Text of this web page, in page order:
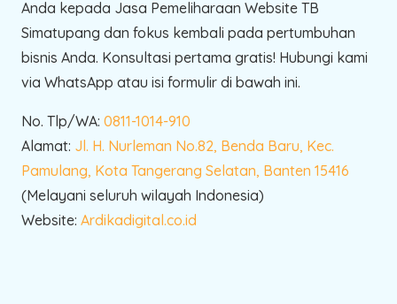
Anda kepada Jasa Pemeliharaan Website TB
Simatupang dan fokus kembali pada pertumbuhan
bisnis Anda. Konsultasi pertama gratis! Hubungi kami
via WhatsApp atau isi formulir di bawah ini.
No. Tlp/WA: 0811-1014-910
Alamat: Jl. H. Nurleman No.82, Benda Baru, Kec.
Pamulang, Kota Tangerang Selatan, Banten 15416
(Melayani seluruh wilayah Indonesia)
Website: Ardikadigital.co.id